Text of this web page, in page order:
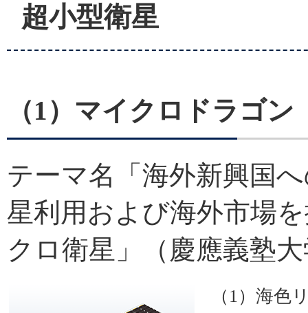
超小型衛星
（1）マイクロドラゴ
テーマ名「海外新興国
星利用および海外市場
クロ衛星」（慶應義塾
（1）海色